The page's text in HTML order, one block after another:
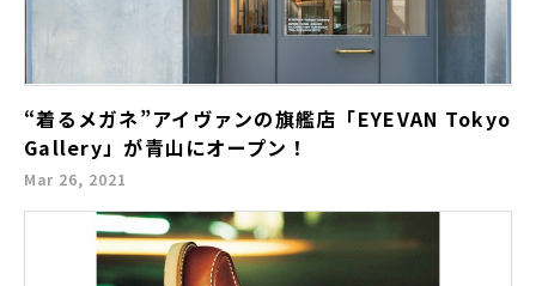
“着るメガネ”アイヴァンの旗艦店「EYEVAN Tokyo
Gallery」が青山にオープン！
Mar 26, 2021